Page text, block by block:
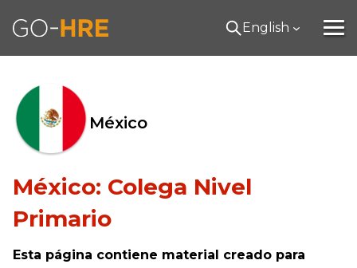
English
México
México: Colega Nivel
Primario
Esta página contiene material creado para